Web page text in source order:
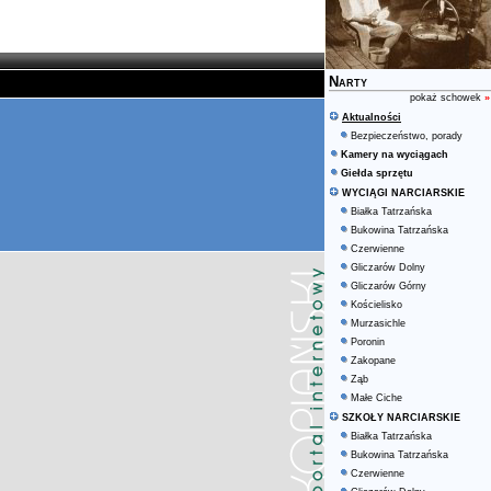
Narty
pokaż schowek »
Aktualności
Bezpieczeństwo, porady
Kamery na wyciągach
Giełda sprzętu
WYCIĄGI NARCIARSKIE
Białka Tatrzańska
Bukowina Tatrzańska
Czerwienne
Gliczarów Dolny
Gliczarów Górny
Kościelisko
Murzasichle
Poronin
Zakopane
Ząb
Małe Ciche
SZKOŁY NARCIARSKIE
Białka Tatrzańska
Bukowina Tatrzańska
Czerwienne